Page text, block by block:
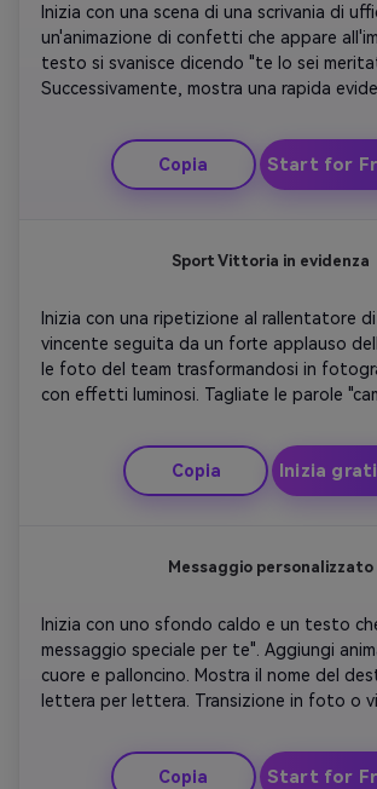
Inizia con una scena di una scrivania di
un'animazione di confetti che appare
testo si svanisce dicendo "te lo sei
Successivamente, mostra una rapida
o skyline della città. Transizione a un
celebrativo con musica ottimista e un
pop. Concludere con congratulazioni in
Copia Start for
Sport Vittoria in evidenza
Inizia con una ripetizione al rallentatore di
vincente seguita da un forte applauso
le foto del team trasformandosi in
con effetti luminosi. Tagliate le parole
di movimento in sincronia con il ritmo.
sovrapposizione del nome del giocatore o
e i coriandoli per renderlo pronto per i
Copia Inizia
Messaggio personalizzato
Inizia con uno sfondo caldo e un testo
messaggio speciale per te". Aggiungi
cuore e palloncino. Mostra il nome del
lettera per lettera. Transizione in foto o
calmo, emotivo fade-out che dice
meriti questo momento".
Copia Start for